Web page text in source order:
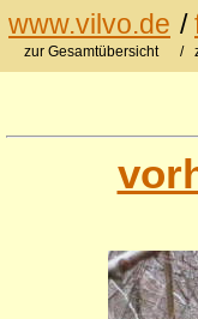
www.vilvo.de /
zur Gesamtübersicht /